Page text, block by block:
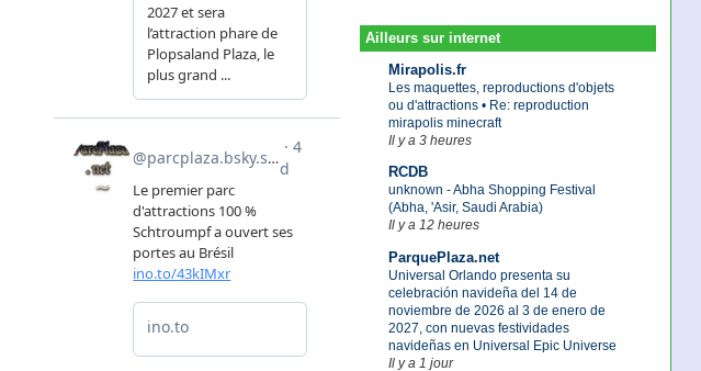
Ailleurs sur internet
Mirapolis.fr
Les maquettes, reproductions d'objets
ou d'attractions • Re: reproduction
mirapolis minecraft
Il y a 3 heures
RCDB
unknown - Abha Shopping Festival
(Abha, 'Asir, Saudi Arabia)
Il y a 12 heures
ParquePlaza.net
Universal Orlando presenta su
celebración navideña del 14 de
noviembre de 2026 al 3 de enero de
2027, con nuevas festividades
navideñas en Universal Epic Universe
Il y a 1 jour